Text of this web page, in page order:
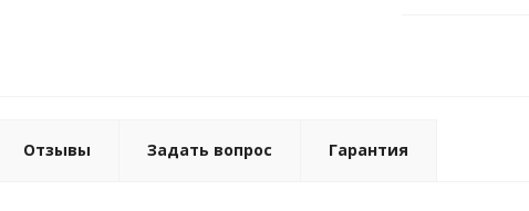
Отзывы Задать вопрос Гарантия